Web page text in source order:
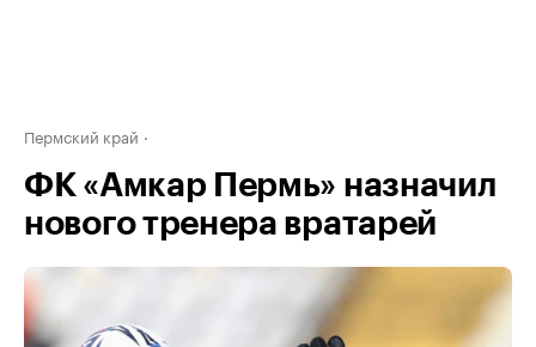
Пермский край
ФК «Амкар Пермь» назначил
нового тренера вратарей